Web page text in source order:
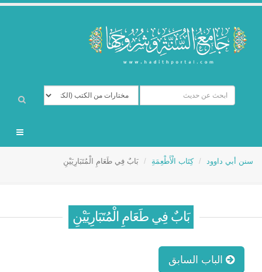
سنن أبي داوود كِتَاب الْأَطْعِمَةِ بَابٌ فِي طَعَامِ الْمُتَبَارِيَيْنِ
بَابٌ فِي طَعَامِ الْمُتَبَارِيَيْنِ
الباب السابق